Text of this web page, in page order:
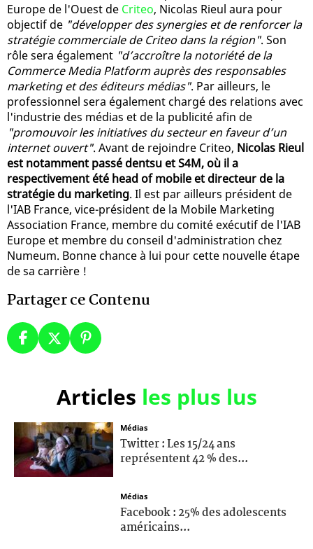
Europe de l'Ouest de Criteo, Nicolas Rieul aura pour
objectif de "développer des synergies et de renforcer la
stratégie commerciale de Criteo dans la région". Son
rôle sera également "d’accroître la notoriété de la
Commerce Media Platform auprès des responsables
marketing et des éditeurs médias". Par ailleurs, le
professionnel sera également chargé des relations avec
l'industrie des médias et de la publicité afin de
"promouvoir les initiatives du secteur en faveur d’un
internet ouvert". Avant de rejoindre Criteo, Nicolas Rieul
est notamment passé dentsu et S4M, où il a
respectivement été head of mobile et directeur de la
stratégie du marketing. Il est par ailleurs président de
l'IAB France, vice-président de la Mobile Marketing
Association France, membre du comité exécutif de l'IAB
Europe et membre du conseil d'administration chez
Numeum. Bonne chance à lui pour cette nouvelle étape
de sa carrière !
Partager ce Contenu
Articles les plus lus
Médias
Twitter : Les 15/24 ans
représentent 42 % des...
Médias
Facebook : 25% des adolescents
américains...